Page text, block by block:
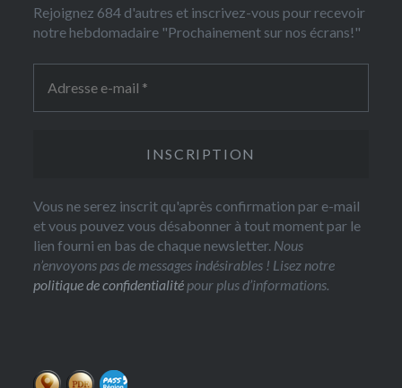
Rejoignez 684 d'autres et inscrivez-vous pour recevoir
notre hebdomadaire "Prochainement sur nos écrans!"
Vous ne serez inscrit qu'après confirmation par e-mail
et vous pouvez vous désabonner à tout moment par le
lien fourni en bas de chaque newsletter. Nous
n’envoyons pas de messages indésirables ! Lisez notre
politique de confidentialité pour plus d’informations.